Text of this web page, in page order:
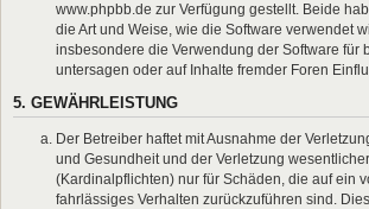
www.phpbb.de zur Verfügung gestellt. Beide
die Art und Weise, wie die Software verwendet
insbesondere die Verwendung der Software für
untersagen oder auf Inhalte fremder Foren
5. GEWÄHRLEISTUNG
Der Betreiber haftet mit Ausnahme der
und Gesundheit und der Verletzung
(Kardinalpflichten) nur für Schäden, die auf ein
fahrlässiges Verhalten zurückzuführen sind.